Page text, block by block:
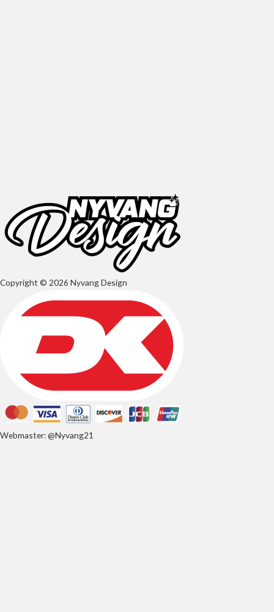
Copyright © 2026 Nyvang Design
Webmaster: @Nyvang21